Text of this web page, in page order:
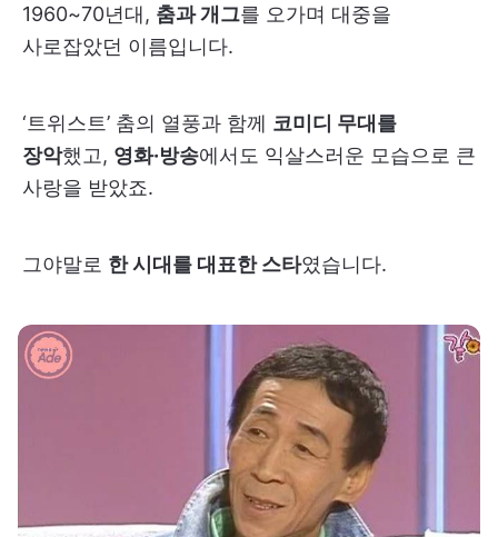
1960~70년대, 춤과 개그를 오가며 대중을
사로잡았던 이름입니다.
‘트위스트’ 춤의 열풍과 함께 코미디 무대를
장악했고, 영화·방송에서도 익살스러운 모습으로 큰
사랑을 받았죠.
그야말로 한 시대를 대표한 스타였습니다.